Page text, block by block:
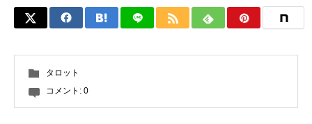
タロット
コメント: 0